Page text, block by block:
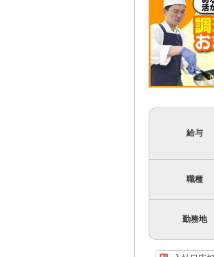
給与
職種
勤務地